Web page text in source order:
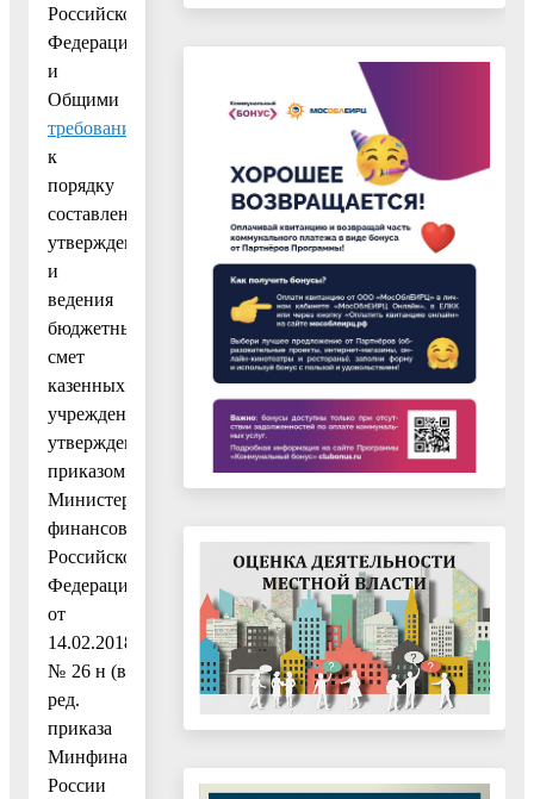
Российской
Федерации
и
Общими
требованиями
к
порядку
составления,
утверждения
и
ведения
бюджетных
смет
казенных
учреждений,
утвержденными
приказом
Министерства
финансов
Российской
Федерации
от
14.02.2018
№ 26 н (в
ред.
приказа
Минфина
России